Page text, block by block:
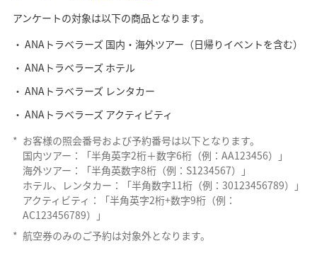
アンケートの対象は以下の商品となります。
ANAトラベラーズ 国内・海外ツアー（日帰りイベントを含む）
ANAトラベラーズ ホテル
ANAトラベラーズ レンタカー
ANAトラベラーズ アクティビティ
* お客様の照会番号および予約番号は以下となります。
国内ツアー：「半角英字2桁＋数字6桁（例：AA123456）」
海外ツアー：「半角英数字8桁（例：S1234567）」
ホテル、レンタカー：「半角数字11桁（例：30123456789）」
アクティビティ：「半角英字2桁+数字9桁（例：
AC123456789）」
* 航空券のみのご予約は対象外となります。